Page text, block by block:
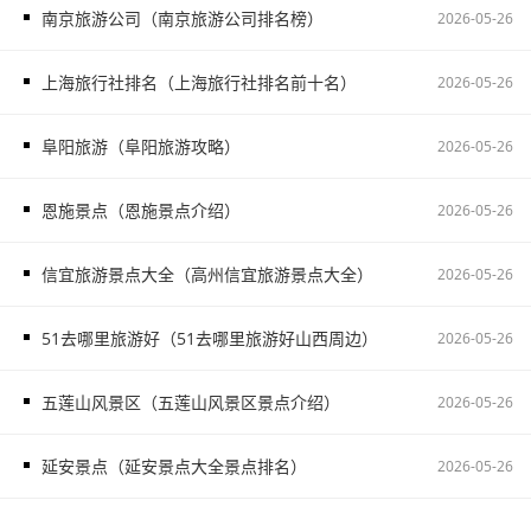
南京旅游公司（南京旅游公司排名榜） 2026-05-26
上海旅行社排名（上海旅行社排名前十名） 2026-05-26
阜阳旅游（阜阳旅游攻略） 2026-05-26
恩施景点（恩施景点介绍） 2026-05-26
信宜旅游景点大全（高州信宜旅游景点大全） 2026-05-26
51去哪里旅游好（51去哪里旅游好山西周边） 2026-05-26
五莲山风景区（五莲山风景区景点介绍） 2026-05-26
延安景点（延安景点大全景点排名） 2026-05-26